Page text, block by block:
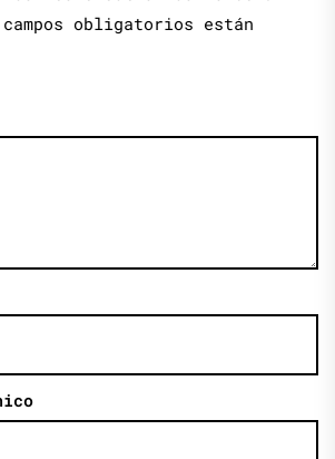
campos obligatorios están